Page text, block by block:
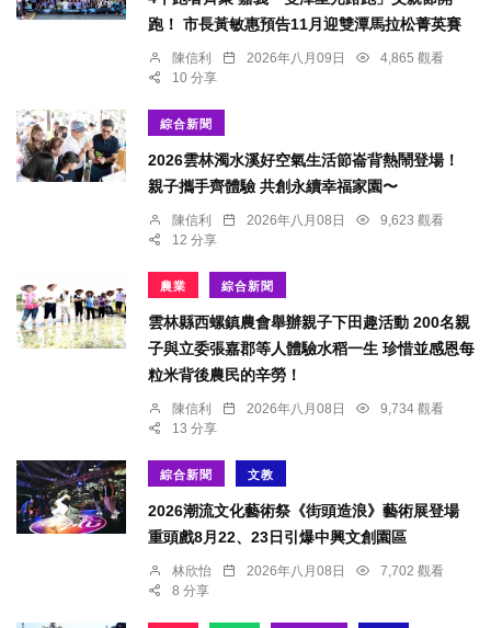
跑！ 市長黃敏惠預告11月迎雙潭馬拉松菁英賽
陳信利 2026年八月09日
4,865 觀看
10 分享
綜合新聞
2026雲林濁水溪好空氣生活節崙背熱鬧登場！
親子攜手齊體驗 共創永續幸福家園〜
陳信利 2026年八月08日
9,623 觀看
12 分享
農業 綜合新聞
雲林縣西螺鎮農會舉辦親子下田趣活動 200名親
子與立委張嘉郡等人體驗水稻一生 珍惜並感恩每
粒米背後農民的辛勞！
陳信利 2026年八月08日
9,734 觀看
13 分享
綜合新聞 文教
2026潮流文化藝術祭《街頭造浪》藝術展登場
重頭戲8月22、23日引爆中興文創園區
林欣怡 2026年八月08日
7,702 觀看
8 分享